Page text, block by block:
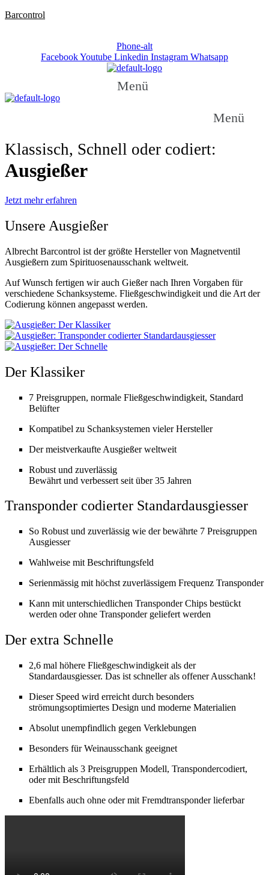
Barcontrol
Phone-alt
FacebookYoutube Linkedin Instagram Whatsapp
Menü
Menü
Klassisch, Schnell oder codiert:
Ausgießer
Jetzt mehr erfahren
Unsere Ausgießer
Albrecht Barcontrol ist der größte Hersteller von Magnetventil
Ausgießern zum Spirituosenausschank weltweit.
Auf Wunsch fertigen wir auch Gießer nach Ihren Vorgaben für
verschiedene Schanksysteme. Fließgeschwindigkeit und die Art der
Codierung können angepasst werden.
Der Klassiker
7 Preisgruppen, normale Fließgeschwindigkeit, Standard
Belüfter
Kompatibel zu Schanksystemen vieler Hersteller
Der meistverkaufte Ausgießer weltweit
Robust und zuverlässig
Bewährt und verbessert seit über 35 Jahren
Transponder codierter Standardausgiesser
So Robust und zuverlässig wie der bewährte 7 Preisgruppen
Ausgiesser
Wahlweise mit Beschriftungsfeld
Serienmässig mit höchst zuverlässigem Frequenz Transponder
Kann mit unterschiedlichen Transponder Chips bestückt
werden oder ohne Transponder geliefert werden
Der extra Schnelle
2,6 mal höhere Fließgeschwindigkeit als der
Standardausgiesser. Das ist schneller als offener Ausschank!
Dieser Speed wird erreicht durch besonders
strömungsoptimiertes Design und moderne Materialien
Absolut unempfindlich gegen Verklebungen
Besonders für Weinausschank geeignet
Erhältlich als 3 Preisgruppen Modell, Transpondercodiert,
oder mit Beschriftungsfeld
Ebenfalls auch ohne oder mit Fremdtransponder lieferbar